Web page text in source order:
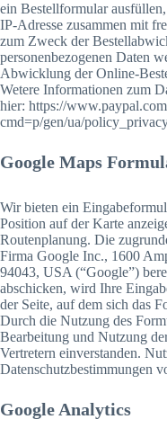
ein Bestellformular
IP-Adresse zusammen mit
zum Zweck der
personenbezogenen Daten
Abwicklung der Online-
Wetere Informationen zum
hier: https://
cmd=p/gen/ua/
Google Maps
Wir bieten ein
Position auf der Karte
Routenplanung. Die
Firma Google Inc., 1600
94043, USA (“Google”)
abschicken, wird Ihre
der Seite, auf dem sich das
Durch die Nutzung des
Bearbeitung und Nutzung
Vertretern einverstanden.
Datenschutzbestimmungen
Google Analytics